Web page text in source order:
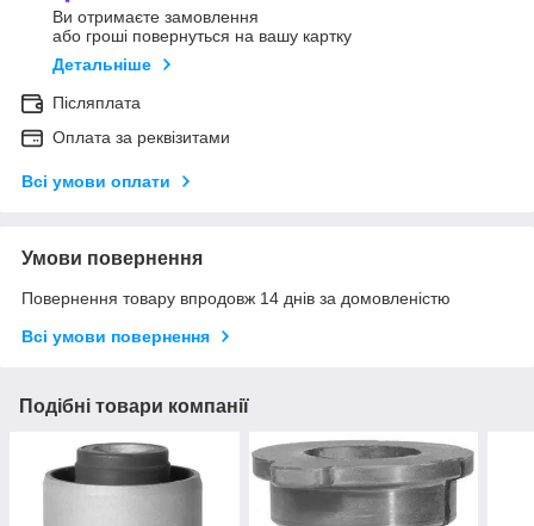
Ви отримаєте замовлення
або гроші повернуться на вашу картку
Детальніше
Післяплата
Оплата за реквізитами
Всі умови оплати
Умови повернення
Повернення товару впродовж 14 днів за домовленістю
Всі умови повернення
Подібні товари компанії